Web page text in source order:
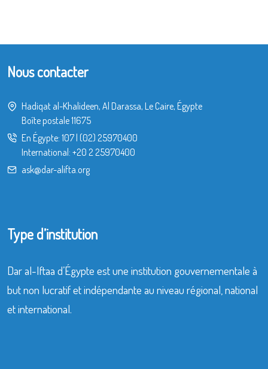
Nous contacter
Hadiqat al-Khalideen, Al Darassa, Le Caire, Égypte
Boîte postale 11675
En Égypte: 107| (02) 25970400
International: +20 2 25970400
ask@dar-alifta.org
Type d’institution
Dar al-Iftaa d’Égypte est une institution gouvernementale à
but non lucratif et indépendante au niveau régional, national
et international.